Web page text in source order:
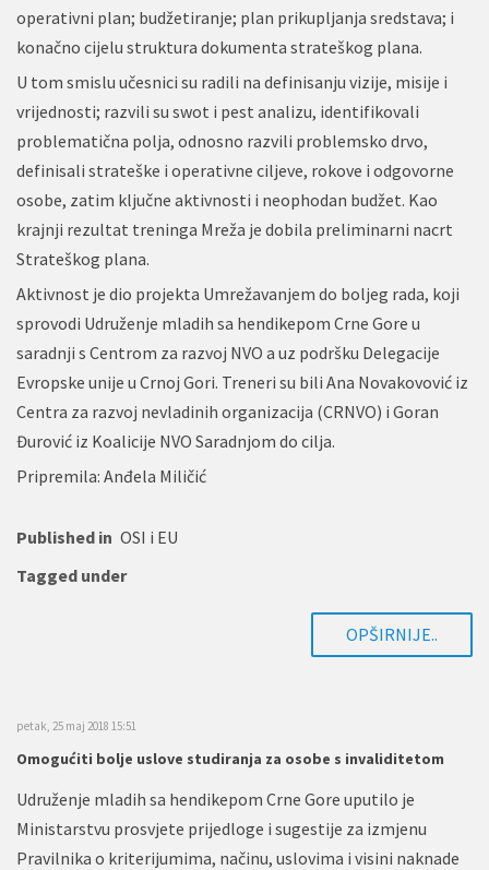
operativni plan; budžetiranje; plan prikupljanja sredstava; i
konačno cijelu struktura dokumenta strateškog plana.
U tom smislu učesnici su radili na definisanju vizije, misije i
vrijednosti; razvili su swot i pest analizu, identifikovali
problematična polja, odnosno razvili problemsko drvo,
definisali strateške i operativne ciljeve, rokove i odgovorne
osobe, zatim ključne aktivnosti i neophodan budžet. Kao
krajnji rezultat treninga Mreža je dobila preliminarni nacrt
Strateškog plana.
Aktivnost je dio projekta Umrežavanjem do boljeg rada, koji
sprovodi Udruženje mladih sa hendikepom Crne Gore u
saradnji s Centrom za razvoj NVO a uz podršku Delegacije
Evropske unije u Crnoj Gori. Treneri su bili Ana Novakovović iz
Centra za razvoj nevladinih organizacija (CRNVO) i Goran
Đurović iz Koalicije NVO Saradnjom do cilja.
Pripremila: Anđela Miličić
Published in OSI i EU
Tagged under
OPŠIRNIJE..
petak, 25 maj 2018 15:51
Omogućiti bolje uslove studiranja za osobe s invaliditetom
Udruženje mladih sa hendikepom Crne Gore uputilo je
Ministarstvu prosvjete prijedloge i sugestije za izmjenu
Pravilnika o kriterijumima, načinu, uslovima i visini naknade